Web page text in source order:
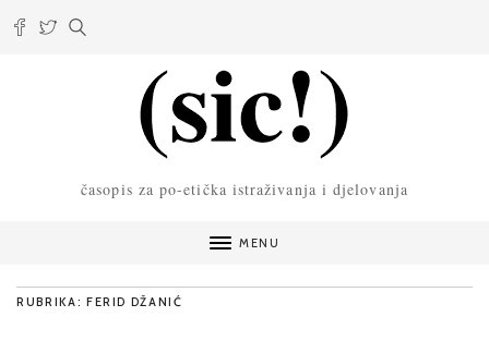
časopis za po-etička istraživanja i djelovanja
MENU
RUBRIKA: FERID DŽANIĆ